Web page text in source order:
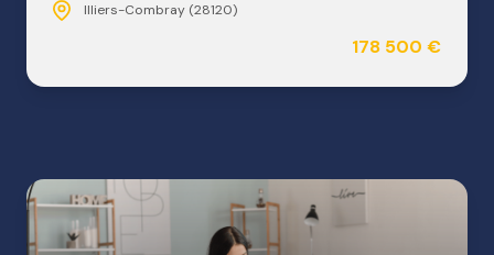
Illiers-Combray (28120)
178 500 €